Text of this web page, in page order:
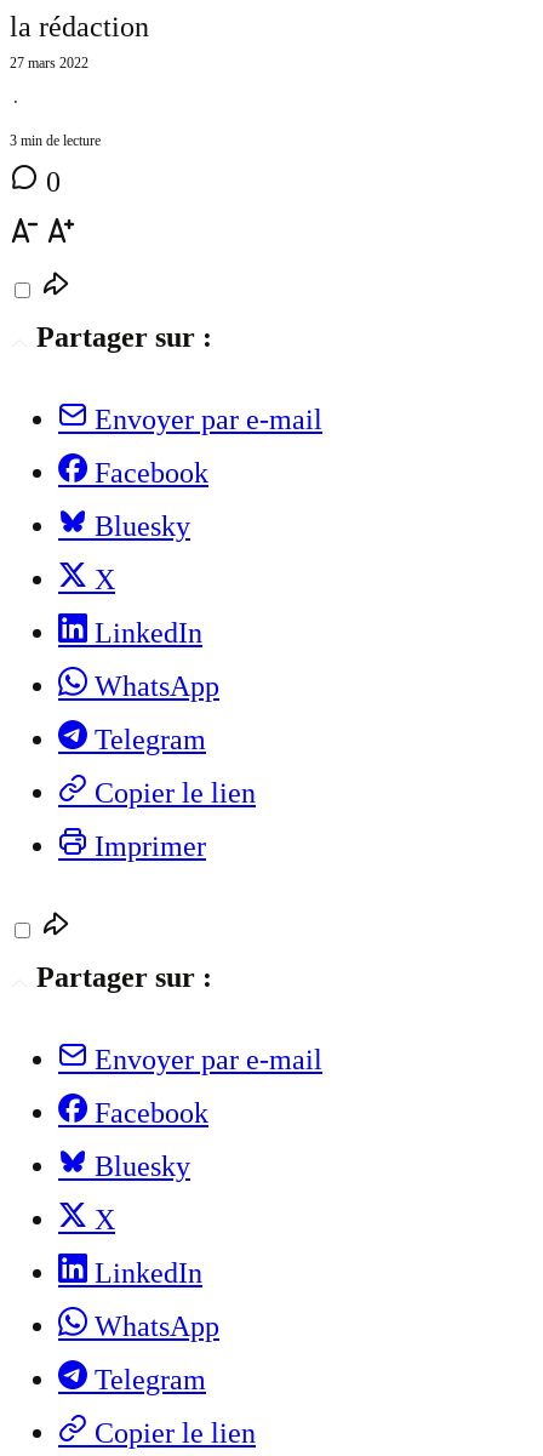
la rédaction
27 mars 2022
⋅
3 min de lecture
0
Partager sur :
Envoyer par e-mail
Facebook
Bluesky
X
LinkedIn
WhatsApp
Telegram
Copier le lien
Imprimer
Partager sur :
Envoyer par e-mail
Facebook
Bluesky
X
LinkedIn
WhatsApp
Telegram
Copier le lien